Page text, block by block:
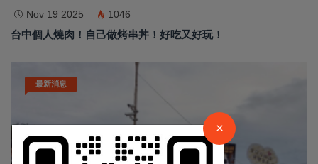
Nov 19 2025 1046
台中個人燒肉！自己做烤串丼！好吃又好玩！
最新消息
請加入LINE好友連結
×